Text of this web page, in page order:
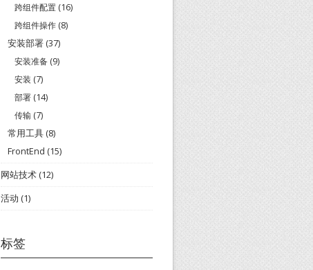
跨组件配置 (16)
跨组件操作 (8)
安装部署 (37)
安装准备 (9)
安装 (7)
部署 (14)
传输 (7)
常用工具 (8)
FrontEnd (15)
网站技术(12)
活动 (1)
标签